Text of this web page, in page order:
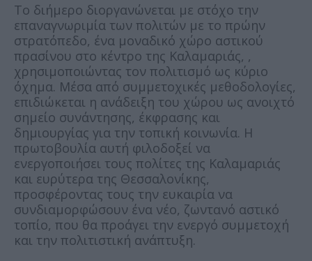
Το διήμερο διοργανώνεται με στόχο την
επαναγνωριμία των πολιτών με το πρώην
στρατόπεδο, ένα μοναδικό χώρο αστικού
πρασίνου στο κέντρο της Καλαμαριάς, ,
χρησιμοποιώντας τον πολιτισμό ως κύριο
όχημα. Μέσα από συμμετοχικές μεθοδολογίες,
επιδιώκεται η ανάδειξη του χώρου ως ανοιχτό
σημείο συνάντησης, έκφρασης και
δημιουργίας για την τοπική κοινωνία. Η
πρωτοβουλία αυτή φιλοδοξεί να
ενεργοποιήσει τους πολίτες της Καλαμαριάς
και ευρύτερα της Θεσσαλονίκης,
προσφέροντας τους την ευκαιρία να
συνδιαμορφώσουν ένα νέο, ζωντανό αστικό
τοπίο, που θα προάγει την ενεργό συμμετοχή
και την πολιτιστική ανάπτυξη.